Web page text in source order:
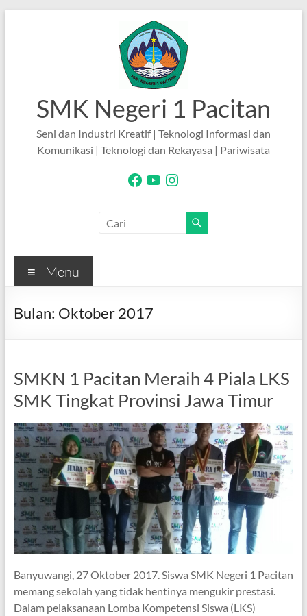
SMK Negeri 1 Pacitan
Seni dan Industri Kreatif | Teknologi Informasi dan
Komunikasi | Teknologi dan Rekayasa | Pariwisata
Facebook
YouTubeInstagram
Menu
Bulan: Oktober 2017
SMKN 1 Pacitan Meraih 4 Piala LKS
SMK Tingkat Provinsi Jawa Timur
Banyuwangi, 27 Oktober 2017. Siswa SMK Negeri 1 Pacitan
memang sekolah yang tidak hentinya mengukir prestasi.
Dalam pelaksanaan Lomba Kompetensi Siswa (LKS)